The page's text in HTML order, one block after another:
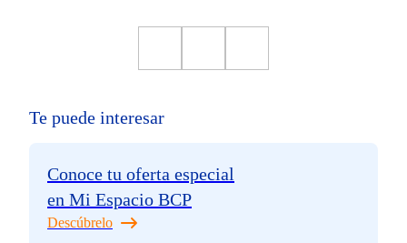
Te puede interesar
Conoce tu oferta especial
en Mi Espacio BCP
Descúbrelo